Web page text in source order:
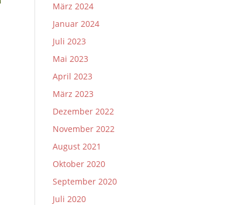
März 2024
Januar 2024
Juli 2023
Mai 2023
April 2023
März 2023
Dezember 2022
November 2022
August 2021
Oktober 2020
September 2020
Juli 2020